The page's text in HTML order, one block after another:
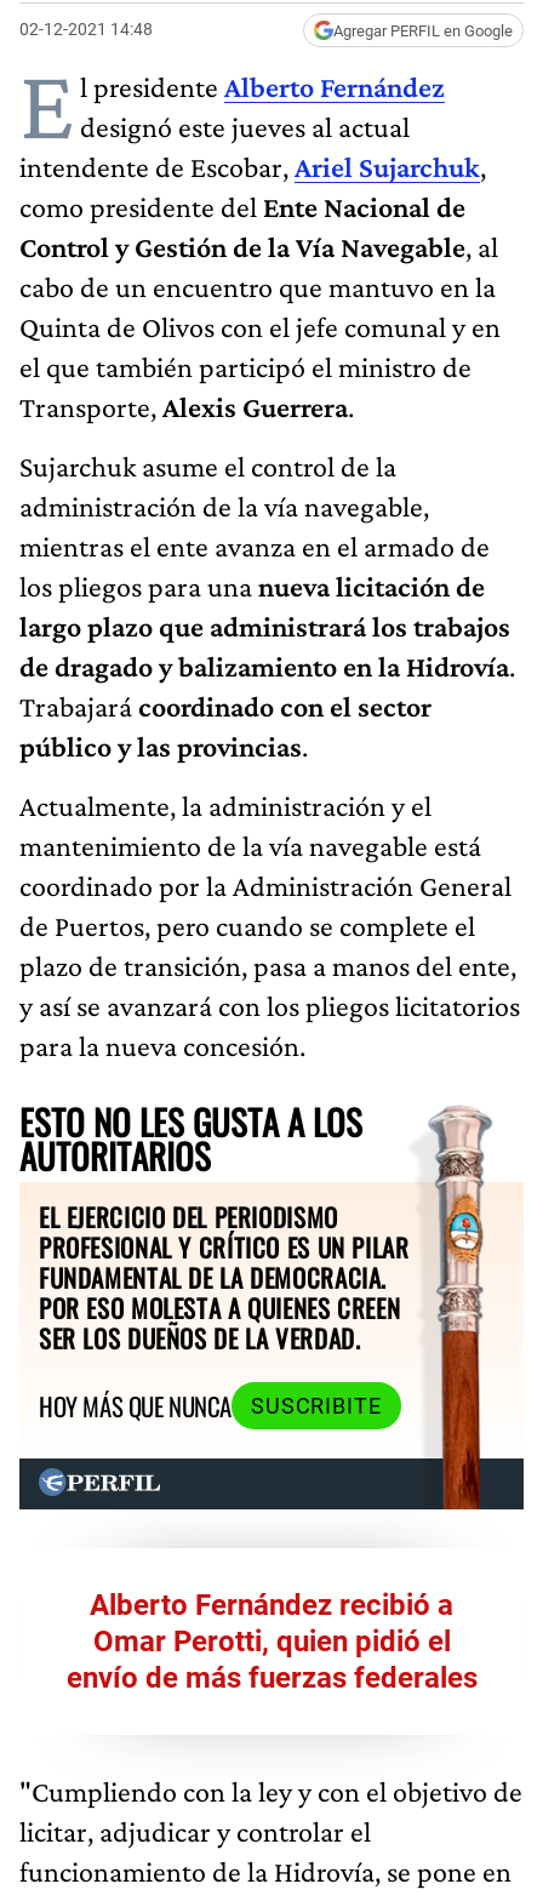
02-12-2021 14:48 Agregar PERFIL en Google
E l presidente Alberto Fernández
designó este jueves al actual
intendente de Escobar,Ariel Sujarchuk,
como presidente del Ente Nacional de
Control y Gestión de la Vía Navegable, al
cabo de un encuentro que mantuvo en la
Quinta de Olivos con el jefe comunal y en
el que también participó el ministro de
Transporte,Alexis Guerrera.
Sujarchuk asume el control de la
administración de la vía navegable,
mientras el ente avanza en el armado de
los pliegos para unanueva licitación de
largo plazo que administrará los trabajos
de dragado y balizamiento en la Hidrovía.
Trabajarácoordinado con el sector
público y las provincias.
Actualmente, la administración y el
mantenimiento de la vía navegable está
coordinado por la Administración General
de Puertos, pero cuando se complete el
plazo de transición, pasa a manos del ente,
y así se avanzará con los pliegos licitatorios
para la nueva concesión.
ESTO NO LES GUSTA A LOS
AUTORITARIOS
EL EJERCICIO DEL PERIODISMO
PROFESIONAL Y CRÍTICO ES UN PILAR
FUNDAMENTAL DE LA DEMOCRACIA.
POR ESO MOLESTA A QUIENES CREEN
SER LOS DUEÑOS DE LA VERDAD.
HOY MÁS QUE NUNCA
SUSCRIBITE
Alberto Fernández recibió a
Omar Perotti, quien pidió el
envío de más fuerzas federales
"Cumpliendo con la ley y con el objetivo de
licitar, adjudicar y controlar el
funcionamiento de la Hidrovía, se pone en